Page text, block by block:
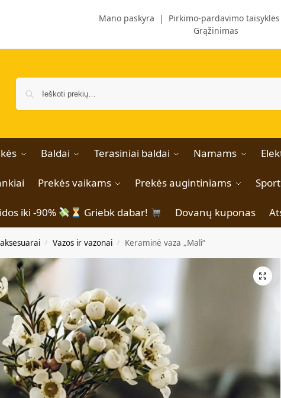
Mano paskyra | Pirkimo-pardavimo taisyklės
Grąžinimas
Baldai Terasiniai baldai Namams
Prekės vaikams Prekės augintiniams
iki -90% Griebk dabar! Dovanų kuponas
/ Vazos ir vazonai / Keraminė vaza „Mali“